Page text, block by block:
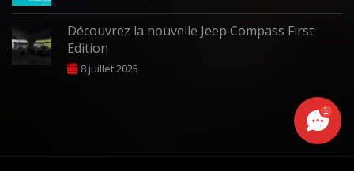
Découvrez la nouvelle Jeep Compass First
Edition
8 juillet 2025
1